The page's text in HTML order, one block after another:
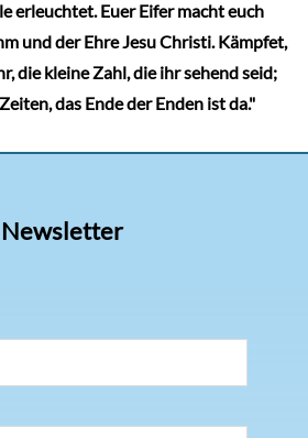
erleuchtet. Euer Eifer macht euch
und der Ehre Jesu Christi. Kämpfet,
die kleine Zahl, die ihr sehend seid;
das Ende der Enden ist da."
Newsletter